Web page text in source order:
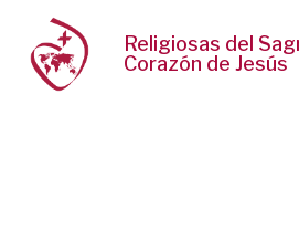
Religiosas del
Corazón de Jesús